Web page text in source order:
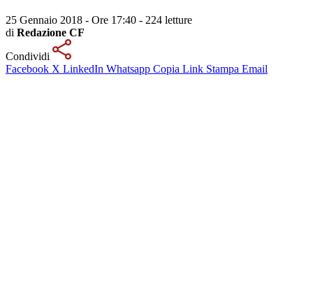
25 Gennaio 2018 - Ore 17:40 - 224 letture
di Redazione CF
Condividi
Facebook X LinkedIn Whatsapp Copia Link Stampa Email